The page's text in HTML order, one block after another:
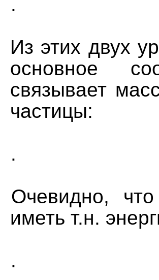
Из этих двух
основное
связывает
частицы:
.
Очевидно,
иметь т.н.
.